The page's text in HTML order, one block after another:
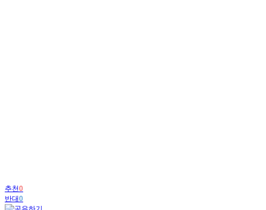
추천0
반대0